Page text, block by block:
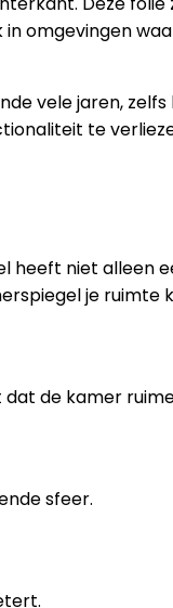
omgevingen
vele jaren, zelfs
te
heeft niet alleen
je ruimte
de kamer
sfeer.